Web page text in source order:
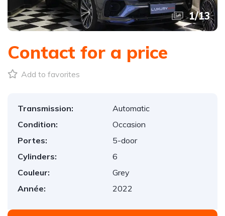
1/13
Contact for a price
Add to favorites
Transmission:
Automatic
Condition:
Occasion
Portes:
5-door
Cylinders:
6
Couleur:
Grey
Année:
2022